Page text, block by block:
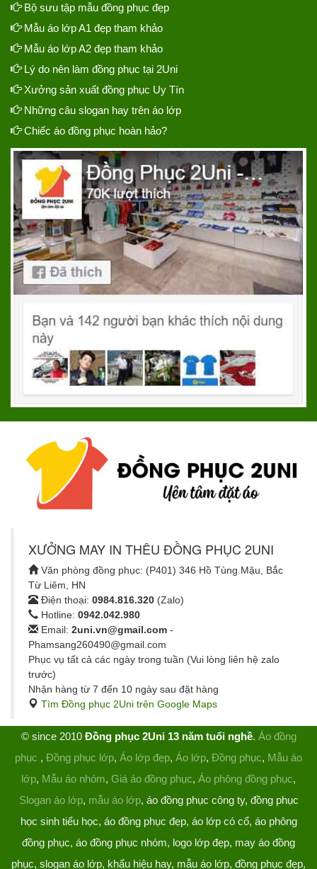
Bộ sưu tập mẫu đồng phục đẹp
Mẫu áo lớp A1 đẹp tham khảo
Mẫu áo lớp A2 đẹp tham khảo
Lý do nên làm đồng phục tại 2Uni
Xưởng sản xuất đồng phục Uy Tín
Những câu slogan hay trên áo lớp
Chiếc áo đồng phục hoàn hảo?
XƯỞNG MAY IN THÊU ĐỒNG PHỤC 2UNI
Văn phòng đồng phục: (P401) 346 Hồ Tùng Mậu, Bắc
Từ Liêm, HN
Điện thoại: 0984.816.320 (Zalo)
Hotline: 0942.042.980
Email: 2uni.vn@gmail.com -
Phamsang260490@gmail.com
Phục vụ tất cả các ngày trong tuần (Vui lòng liên hệ zalo
trước)
Nhận hàng từ 7 đến 10 ngày sau đặt hàng
Tìm Đồng phục 2Uni trên Google Maps
© since 2010 Đồng phục 2Uni 13 năm tuổi nghề. Áo đồng
phục , Đồng phục lớp, Áo lớp đẹp, Áo lớp, Đồng phục, Mẫu áo
lớp, Mẫu áo nhóm, Giá áo đồng phục, Áo phông đồng phục,
Slogan áo lớp, mẫu áo lớp, áo đồng phục công ty, đồng phục
học sinh tiểu học, áo đồng phục đẹp, áo lớp có cổ, áo phông
đồng phục, áo đồng phục nhóm, logo lớp đẹp, may áo đồng
phục, slogan áo lớp, khẩu hiệu hay, mẫu áo lớp, đồng phục đẹp,